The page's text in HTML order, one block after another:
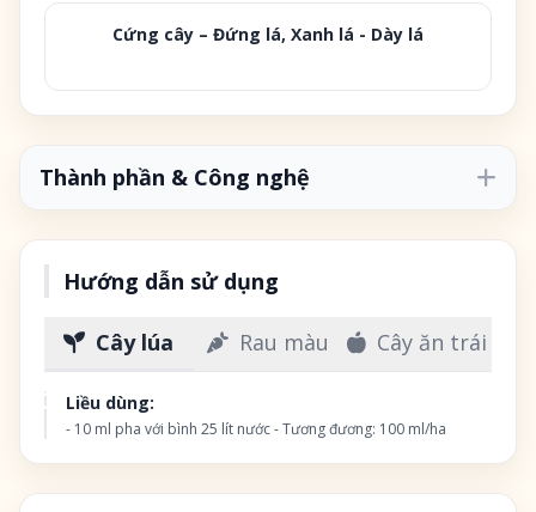
Cứng cây – Đứng lá, Xanh lá - Dày lá
Thành phần & Công nghệ
Bo (B)
pH (H₂O)
Độ ẩm (dạng rắn)
1%
Tỷ trọng (dạng lỏng)
Hướng dẫn sử dụng
Cây lúa Rau màu Cây ăn trái
Liều dùng:
- 10 ml pha với bình 25 lít nước - Tương đương: 100 ml/ha